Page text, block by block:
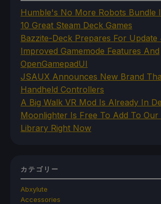
Humble's No More Robots Bundle
10 Great Steam Deck Games
Bazzite-Deck Prepares For Update
Improved Gamemode Features And
OpenGamepadUI
JSAUX Announces New Brand
Handheld Controllers
A Big Walk VR Mod Is Already In
Moonlighter Is Free To Add To Our
Library Right Now
カテゴリー
Abxylute
Accessories